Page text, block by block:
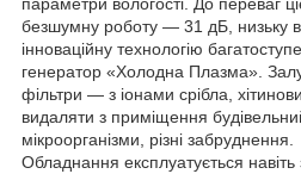
параметри вологості. До переваг
безшумну роботу — 31 дБ, низьку
інноваційну технологію
генератор «Холодна Плазма».
фільтри — з іонами срібла,
видаляти з приміщення
мікроорганізми, різні забруднення.
Обладнання експлуатується